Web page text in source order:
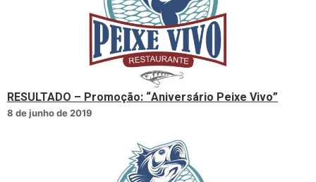
RESULTADO – Promoção: “Aniversário Peixe Vivo”
8 de junho de 2019